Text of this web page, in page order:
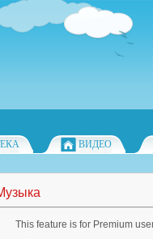
ВИДЕО
This feature is for Premium